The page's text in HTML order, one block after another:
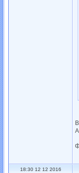
18:30 12 12 2016